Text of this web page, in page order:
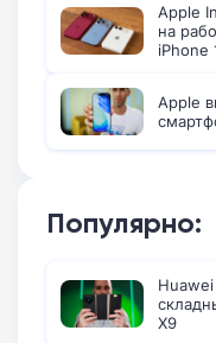
Apple
на
iPhone
Apple
Популярно:
X9